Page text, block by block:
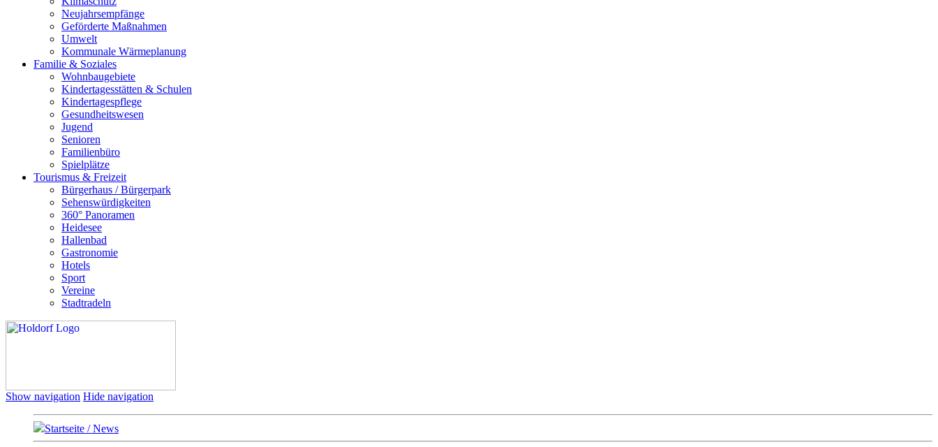
Neujahrsempfänge
Geförderte Maßnahmen
Umwelt
Kommunale Wärmeplanung
Familie & Soziales
Wohnbaugebiete
Kindertagesstätten & Schulen
Kindertagespflege
Gesundheitswesen
Jugend
Senioren
Familienbüro
Spielplätze
Tourismus & Freizeit
Bürgerhaus / Bürgerpark
Sehenswürdigkeiten
360° Panoramen
Heidesee
Hallenbad
Gastronomie
Hotels
Sport
Vereine
Stadtradeln
Show navigation Hide navigation
Startseite / News